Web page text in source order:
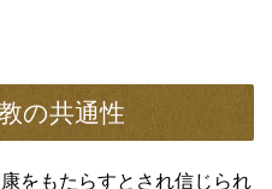
の共通性
をもたらすとされ信じられ